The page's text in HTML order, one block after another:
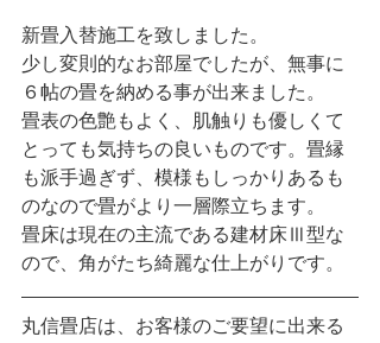
新畳入替施工を致しました。
少し変則的なお部屋でしたが、無事に
６帖の畳を納める事が出来ました。
畳表の色艶もよく、肌触りも優しくて
とっても気持ちの良いものです。畳縁
も派手過ぎず、模様もしっかりあるも
のなので畳がより一層際立ちます。
畳床は現在の主流である建材床Ⅲ型な
ので、角がたち綺麗な仕上がりです。
丸信畳店は、お客様のご要望に出来る